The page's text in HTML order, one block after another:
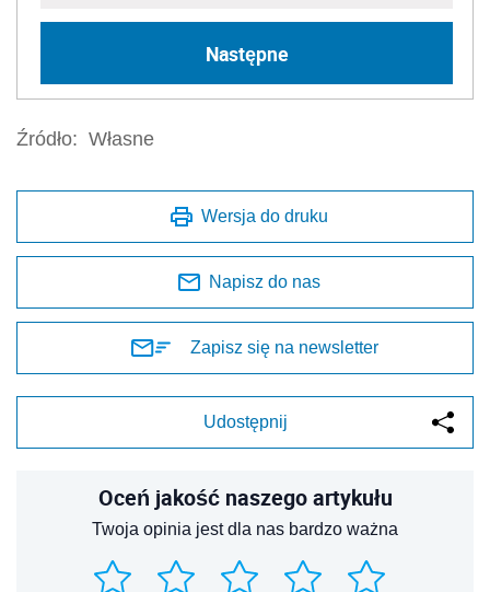
Następne
Źródło: Własne
Wersja do druku
Napisz do nas
Zapisz się na newsletter
Udostępnij
Oceń jakość naszego artykułu
Twoja opinia jest dla nas bardzo ważna